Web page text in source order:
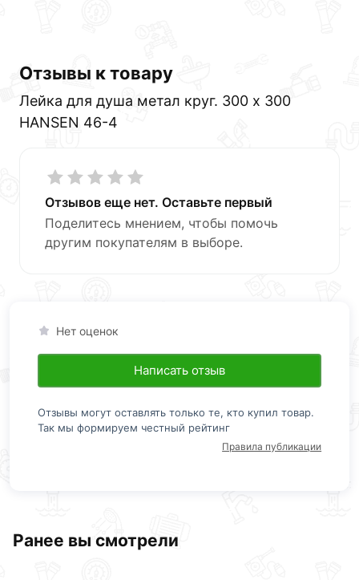
Отзывы к товару
Лейка для душа метал круг. 300 х 300
HANSEN 46-4
Отзывов еще нет. Оставьте первый
Поделитесь мнением, чтобы помочь
другим покупателям в выборе.
Нет оценок
Написать отзыв
Отзывы могут оставлять только те, кто купил товар.
Так мы формируем честный рейтинг
Правила публикации
Ранее вы смотрели